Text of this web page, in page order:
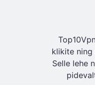
klikite ning
Selle lehe